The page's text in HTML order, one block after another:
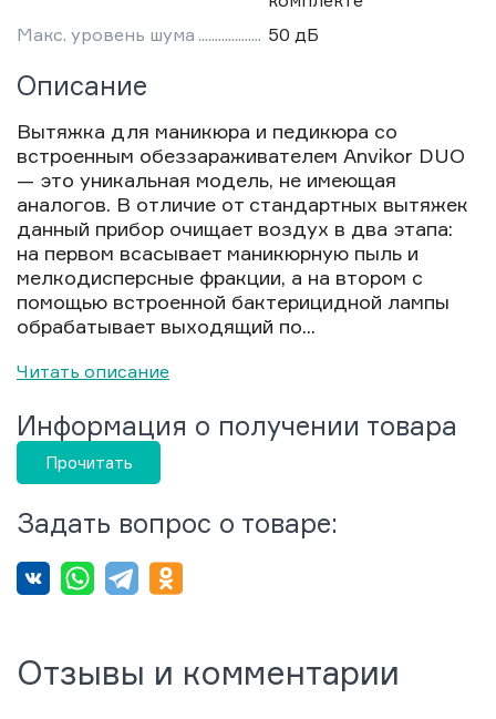
Макс. уровень шума
50 дБ
Описание
Вытяжка для маникюра и педикюра со
встроенным обеззараживателем Anvikor DUO
— это уникальная модель, не имеющая
аналогов. В отличие от стандартных вытяжек
данный прибор очищает воздух в два этапа:
на первом всасывает маникюрную пыль и
мелкодисперсные фракции, а на втором с
помощью встроенной бактерицидной лампы
обрабатывает выходящий по...
Читать описание
Информация о получении товара
Прочитать
Задать вопрос о товаре:
Отзывы и комментарии